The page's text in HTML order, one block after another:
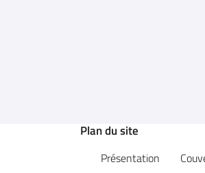
Code Captcha
Rafraîchir le captcha
Plan du site
Présentation